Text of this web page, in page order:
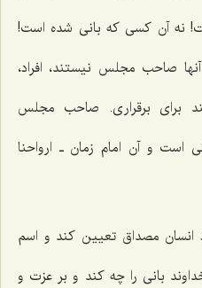
نه آن کسی که بانی شده است!
صاحب مجلس نیستند، افراد،
برای برقراری. صاحب مجلس
و آن امام زمان ـ ارواحنا
انسان مصداق تعیین کند و اسم
بانی را چه کند و بر عزت و